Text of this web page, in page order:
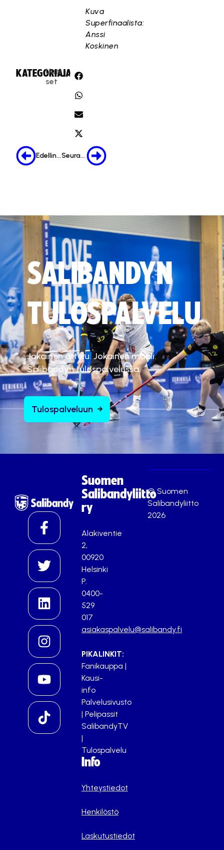
Kuva
Superfinaalista:
Anssi
Koskinen
KATEGORIA:
Uuti
set
JAA:
Edellinen Seuraava
SALIBANDYN
TULOSPALVELU
Jokainen ottelu. Jokainen maali.
Salibandyn tulospalvelussa.
Tulospalveluun
Suomen
Salibandyliitto
ry
Alakiventie
2,
00920
Helsinki
P.
0400-
529
017
asiakaspalvelu@salibandy.fi
PIKALINKIT:
Fanikauppa |
Kausi-
info
Palvelusivusto
| Pelipassit
SalibandyTV
|
Tulospalvelu
Info
Yhteystiedot
Henkilöstö
Laskutustiedot
© Suomen
Salibandyliitto
2026